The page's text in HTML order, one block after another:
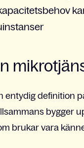
entydig definition
bygger
brukar vara